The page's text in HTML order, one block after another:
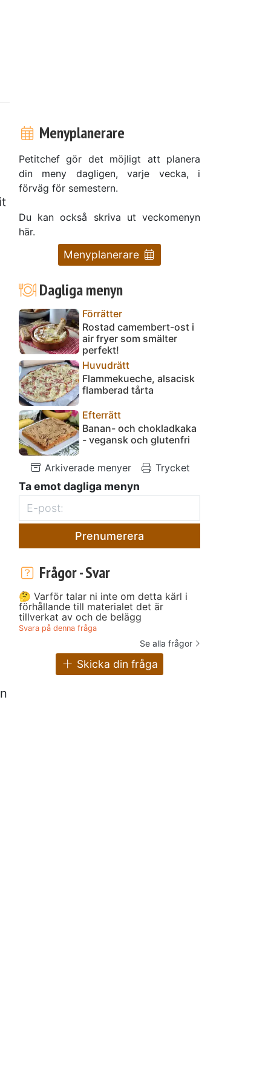
Menyplanerare
Petitchef gör det möjligt att planera
din meny dagligen, varje vecka, i
förväg för semestern.
Du kan också skriva ut veckomenyn
här.
Menyplanerare
Dagliga menyn
Förrätter
Rostad camembert-ost i
air fryer som smälter
perfekt!
Huvudrätt
Flammekueche, alsacisk
flamberad tårta
Efterrätt
Banan- och chokladkaka
- vegansk och glutenfri
Arkiverade menyer Trycket
Ta emot dagliga menyn
Prenumerera
Frågor - Svar
🤔 Varför talar ni inte om detta kärl i
förhållande till materialet det är
tillverkat av och de belägg
Svara på denna fråga
Se alla frågor
Skicka din fråga